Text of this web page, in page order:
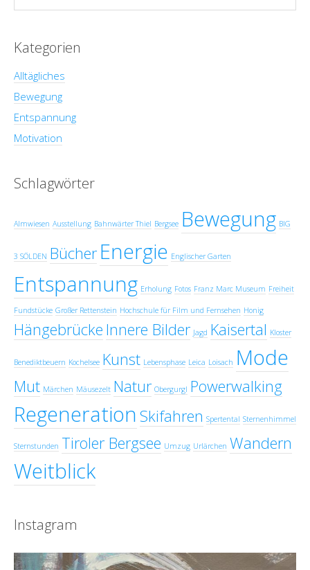
Kategorien
Alltägliches
Bewegung
Entspannung
Motivation
Schlagwörter
Almwiesen Ausstellung Bahnwärter Thiel Bergsee Bewegung BIG
3 SÖLDEN Bücher Energie Englischer Garten
Entspannung Erholung Fotos Franz Marc Museum Freiheit
Fundstücke Großer Rettenstein Hochschule für Film und Fernsehen Honig
Hängebrücke Innere Bilder Jagd Kaisertal Kloster
Benediktbeuern Kochelsee Kunst Lebensphase Leica Loisach Mode
Mut Märchen Mäusezelt Natur Obergurgl Powerwalking
Regeneration Skifahren Spertental Sternenhimmel
Sternstunden Tiroler Bergsee Umzug Urlärchen Wandern
Weitblick
Instagram